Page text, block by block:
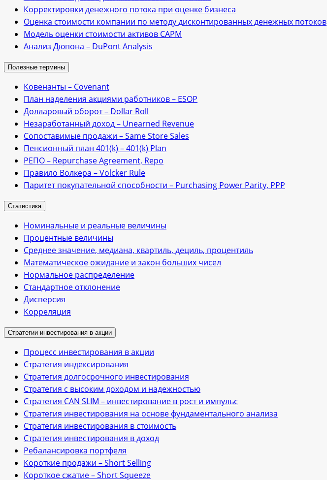
Корректировки денежного потока при оценке бизнеса
Оценка стоимости компании по методу дисконтированных денежных потоков
Модель оценки стоимости активов САРМ
Анализ Дюпона – DuPont Analysis
Полезные термины
Ковенанты – Сovenant
План наделения акциями работников – ESOP
Долларовый оборот – Dollar Roll
Незаработанный доход – Unearned Revenue
Сопоставимые продажи – Same Store Sales
Пенсионный план 401(k) – 401(k) Plan
РЕПО – Repurchase Agreement, Repo
Правило Волкера – Volcker Rule
Паритет покупательной способности – Purchasing Power Parity, PPP
Статистика
Номинальные и реальные величины
Процентные величины
Среднее значение, медиана, квартиль, дециль, процентиль
Математическое ожидание и закон больших чисел
Нормальное распределение
Стандартное отклонение
Дисперсия
Корреляция
Стратегии инвестирования в акции
Процесс инвестирования в акции
Стратегия индексирования
Стратегия долгосрочного инвестирования
Стратегия с высоким доходом и надежностью
Стратегия CAN SLIM – инвестирование в рост и импульс
Стратегия инвестирования на основе фундаментального анализа
Стратегия инвестирования в стоимость
Стратегия инвестирования в доход
Ребалансировка портфеля
Короткие продажи – Short Selling
Короткое сжатие – Short Squeeze